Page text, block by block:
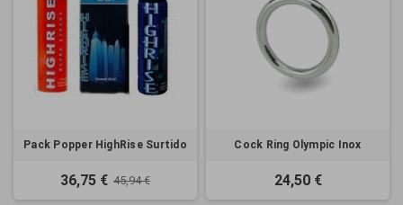
Pack Popper HighRise Surtido
36,75 € 45,94 €
Cock Ring Olympic Inox
24,50 €